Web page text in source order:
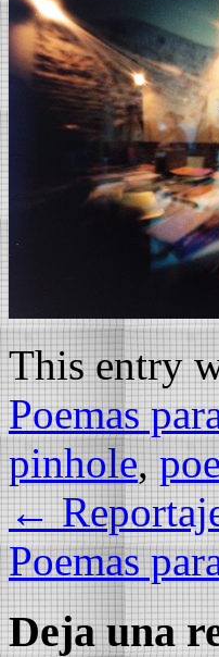
This entry
Poemas
pinhole,
←
Poemas
Deja una